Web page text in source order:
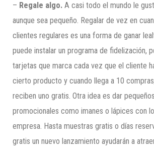
– Regale algo. A casi todo el mundo le
aunque sea pequeño. Regalar de vez en
clientes regulares es una forma de ganar
puede instalar un programa de fidelización,
tarjetas que marca cada vez que el cliente
cierto producto y cuando llega a 10
reciben uno gratis. Otra idea es dar
promocionales como imanes o lápices con
empresa. Hasta muestras gratis o días
gratis un nuevo lanzamiento ayudarán a